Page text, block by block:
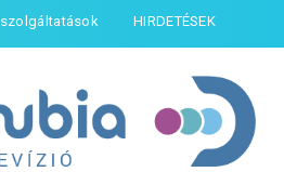
HIRDETÉSEK